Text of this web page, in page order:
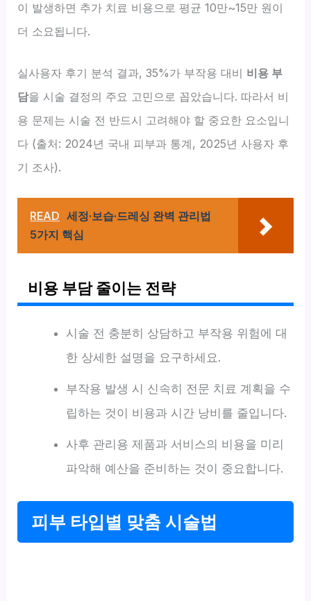
이 발생하면 추가 치료 비용으로 평균 10만~15만 원이
더 소요됩니다.
실사용자 후기 분석 결과, 35%가 부작용 대비 비용 부
담을 시술 결정의 주요 고민으로 꼽았습니다. 따라서 비
용 문제는 시술 전 반드시 고려해야 할 중요한 요소입니
다 (출처: 2024년 국내 피부과 통계, 2025년 사용자 후
기 조사).
READ 세정·보습·드레싱 완벽 관리법
5가지 핵심
비용 부담 줄이는 전략
시술 전 충분히 상담하고 부작용 위험에 대
한 상세한 설명을 요구하세요.
부작용 발생 시 신속히 전문 치료 계획을 수
립하는 것이 비용과 시간 낭비를 줄입니다.
사후 관리용 제품과 서비스의 비용을 미리
파악해 예산을 준비하는 것이 중요합니다.
피부 타입별 맞춤 시술법